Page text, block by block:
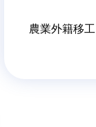
農業外籍移工